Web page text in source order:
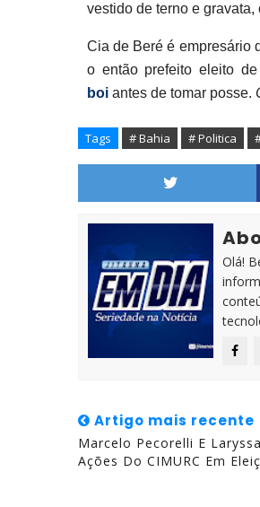
vestido de terno e
Cia de Beré é empresário
o então prefeito eleito
boi antes de tomar posse.
Tags # Bahia # Politica
Olá!
Artigo mais recente
Marcelo Pecorelli E
Ações Do CIMURC Em